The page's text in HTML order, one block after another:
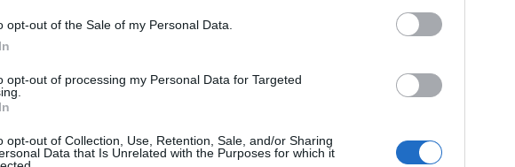
opt-out of the Sale of my Personal Data.
opt-out of processing my Personal Data for Targeted
opt-out of Collection, Use, Retention, Sale, and/or Sharing
Data that Is Unrelated with the Purposes for which it
σε ανοιχτή γραμμή με τον Πολίτη
παράπονα, καταγγελίες ή ιδέες για τη γειτονιά σου.